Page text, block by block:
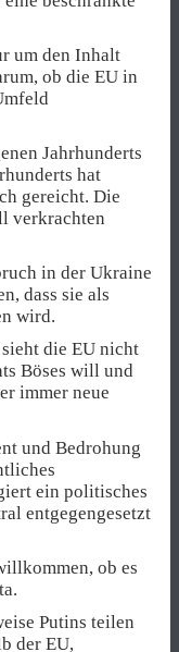
um den Inhalt
ob die EU in
Jahrhunderts
hat
gereicht. Die
verkrachten
in der Ukraine
dass sie als
wird.
die EU nicht
Böses will und
immer neue
und Bedrohung
ein politisches
entgegengesetzt
ob es
Putins teilen
der EU,